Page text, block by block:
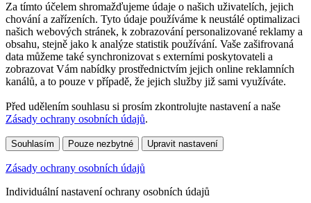
Za tímto účelem shromažďujeme údaje o našich uživatelích, jejich
chování a zařízeních. Tyto údaje používáme k neustálé optimalizaci
našich webových stránek, k zobrazování personalizované reklamy a
obsahu, stejně jako k analýze statistik používání. Vaše zašifrovaná
data můžeme také synchronizovat s externími poskytovateli a
zobrazovat Vám nabídky prostřednictvím jejich online reklamních
kanálů, a to pouze v případě, že jejich služby již sami využíváte.
Před udělením souhlasu si prosím zkontrolujte nastavení a naše
Zásady ochrany osobních údajů.
Souhlasím Pouze nezbytné Upravit nastavení
Zásady ochrany osobních údajů
Individuální nastavení ochrany osobních údajů